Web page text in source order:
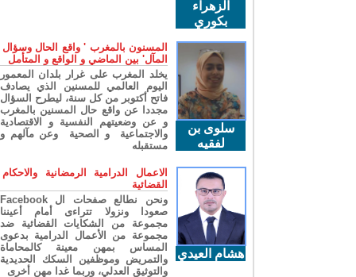
الزهراء
بكوري
سلوى بن
لفقيه
المسنون بالمغرب ' واقع الحال وسؤال
المآل' بين الماضي و الواقع و المتأمل
يخلد المغرب على غرار بلدان المعمور
اليوم العالمي للمسنين الذي يصادف
فاتح أكتوبر من كل سنة، ليطرح السؤال
مجددا عن واقع حال المسنين بالمغرب
و عن وضعيتهم النفسية و الاقتصادية
والاجتماعية و الصحية وعن مآلهم و
مستقبله
هشام العيدي
الاعمال الدرامية الرمضانية والاحكام
القضائية
ونحن نطالع صفحات ال Facebook
صعودا ونزولا تتراءى أمام أعيننا
مجموعة من الشكايات القضائية ضد
مجموعة من الأعمال الدرامية بدعوى
المساس بمهن معينة كالمحاماة
والتمريض وموظفين السكك الحديدية
والتوثيق العدلي، وربما غدا مهن أخرى